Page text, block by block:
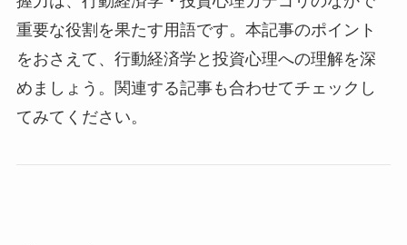
重要な役割を果たす用語です。本記事のポイント
をおさえて、行動経済学と投資心理への理解を深
めましょう。関連する記事も合わせてチェックし
てみてください。